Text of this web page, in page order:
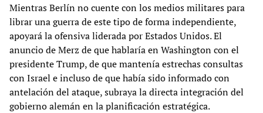
Mientras Berlín no cuente con los medios militares para
librar una guerra de este tipo de forma independiente,
apoyará la ofensiva liderada por Estados Unidos. El
anuncio de Merz de que hablaría en Washington con el
presidente Trump, de que mantenía estrechas consultas
con Israel e incluso de que había sido informado con
antelación del ataque, subraya la directa integración del
gobierno alemán en la planificación estratégica.